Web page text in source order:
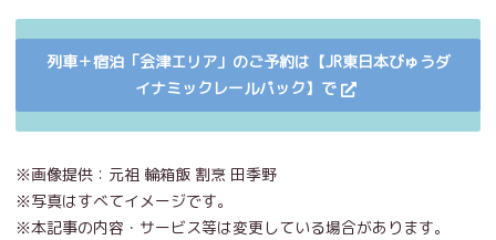
列車＋宿泊「会津エリア」のご予約は【JR東日本びゅうダ
イナミックレールパック】で
※画像提供：元祖 輪箱飯 割烹 田季野
※写真はすべてイメージです。
※本記事の内容・サービス等は変更している場合があります。